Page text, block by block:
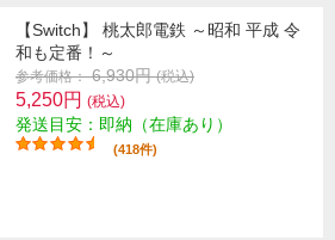
【Switch】 桃太郎電鉄 ～昭和 平成 令
和も定番！～
参考価格： 6,930円(税込)
5,250円 (税込)
発送目安：即納（在庫あり）
(418件)